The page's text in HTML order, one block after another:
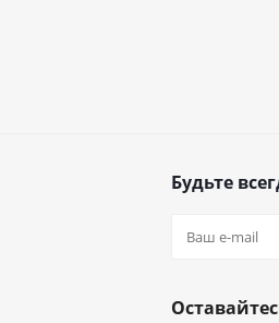
Будьте